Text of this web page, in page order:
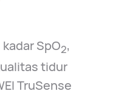
SpO2,
tidur
TruSense